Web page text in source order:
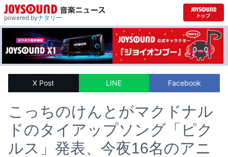
powered byナタリー
X Post LINE Facebook
こっちのけんとがマクドナル
ドのタイアップソング「ピク
ルス」発表、今夜16名のアニ